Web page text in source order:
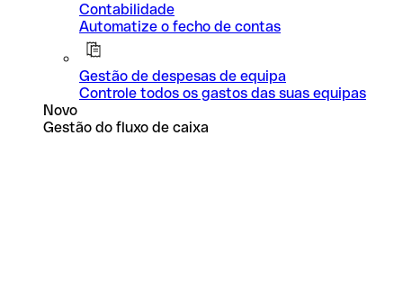
Contabilidade
Automatize o fecho de contas
Gestão de despesas de equipa
Controle todos os gastos das suas equipas
Novo
Gestão do fluxo de caixa